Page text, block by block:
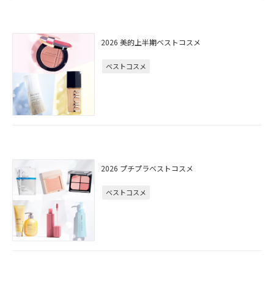
2026 美的上半期ベストコスメ
ベストコスメ
2026 プチプラベストコスメ
ベストコスメ